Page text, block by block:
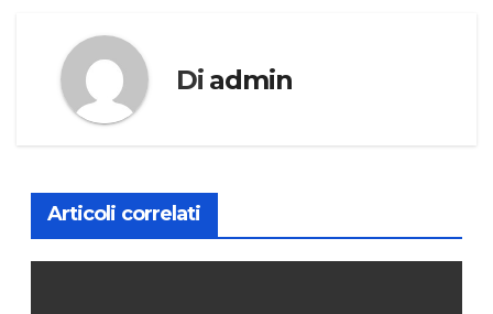
Di admin
Articoli correlati